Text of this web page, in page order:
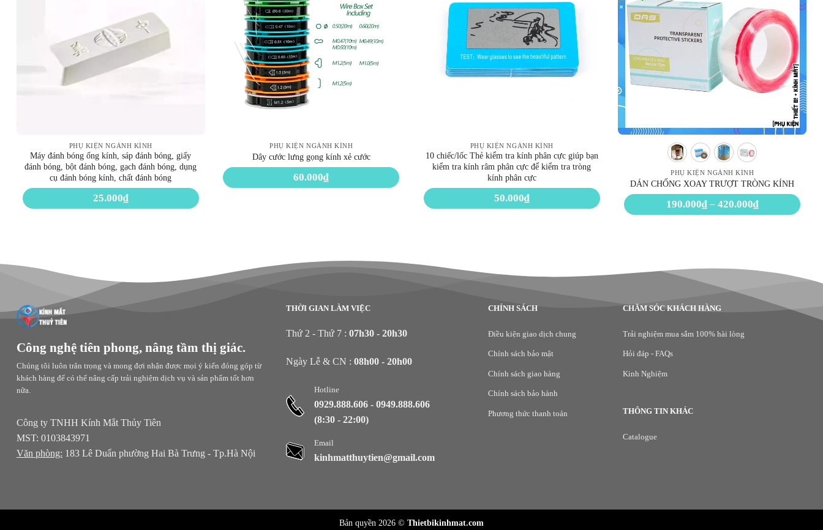
PHỤ KIỆN NGÀNH KÍNH
Máy đánh bóng ống kính, sáp đánh bóng, giấy
đánh bóng, bột đánh bóng, gạch đánh bóng, dụng
cụ đánh bóng kính, chất đánh bóng
25.000₫
PHỤ KIỆN NGÀNH KÍNH
Dây cước lưng gọng kính xẻ cước
60.000₫
PHỤ KIỆN NGÀNH KÍNH
10 chiếc/lốc Thẻ kiểm tra kính phân cực giúp bạn
kiểm tra kính râm phân cực để kiểm tra tròng
kính phân cực
50.000₫
PHỤ KIỆN NGÀNH KÍNH
DÁN CHỐNG XOAY TRƯỢT TRÒNG KÍNH
190.000₫ – 420.000₫Khoảng
giá:
Công nghệ tiên phong, nâng tầm thị giác.
Chúng tôi luôn trân trọng và mong đợi nhận được mọi ý kiến đóng góp từ
khách hàng để có thể nâng cấp trải nghiệm dịch vụ và sản phẩm tốt hơn
nữa.
Công ty TNHH Kính Mắt Thủy Tiên
MST: 0103843971
Văn phòng: 183 Lê Duẩn phường Hai Bà Trưng - Tp.Hà Nội
THỜI GIAN LÀM VIỆC
Thứ 2 - Thứ 7 : 07h30 - 20h30
Ngày Lễ & CN : 08h00 - 20h00
Hotline
0929.888.606 - 0949.888.606
(8:30 - 22:00)
Email
kinhmatthuytien@gmail.com
CHÍNH SÁCH
Điều kiện giao dịch chung
Chính sách bảo mật
Chính sách giao hàng
Chính sách bảo hành
Phương thức thanh toán
CHĂM SÓC KHÁCH HÀNG
Trải nghiệm mua sắm 100% hài lòng
Hỏi đáp - FAQs
Kinh Nghiệm
THÔNG TIN KHÁC
Catalogue
Bản quyền 2026 © Thietbikinhmat.com